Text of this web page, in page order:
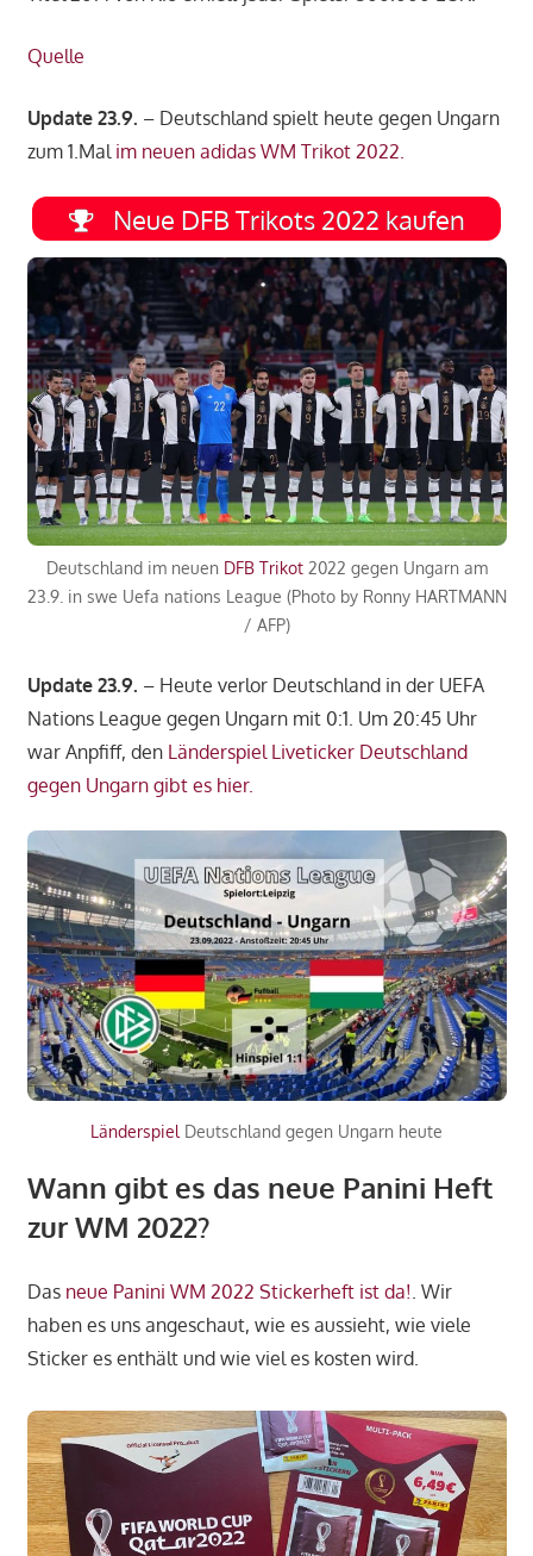
Quelle
Update 23.9. – Deutschland spielt heute gegen Ungarn
zum 1.Mal im neuen adidas WM Trikot 2022.
Neue DFB Trikots 2022 kaufen
Deutschland im neuen DFB Trikot2022 gegen Ungarn am
23.9. in swe Uefa nations League (Photo by Ronny HARTMANN
/ AFP)
Update 23.9. – Heute verlor Deutschland in der UEFA
Nations League gegen Ungarn mit 0:1. Um 20:45 Uhr
war Anpfiff, den Länderspiel Liveticker Deutschland
gegen Ungarn gibt es hier.
Länderspiel Deutschland gegen Ungarn heute
Wann gibt es das neue Panini Heft
zur WM 2022?
Das neue Panini WM 2022 Stickerheft ist da!. Wir
haben es uns angeschaut, wie es aussieht, wie viele
Sticker es enthält und wie viel es kosten wird.